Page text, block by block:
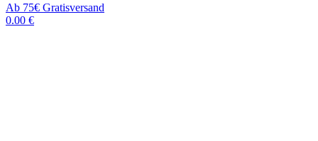
Ab 75€ Gratisversand
0.00 €